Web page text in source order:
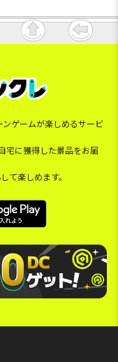
ゲームが楽しめるサービ
宅に獲得した景品をお届
て楽しめます。